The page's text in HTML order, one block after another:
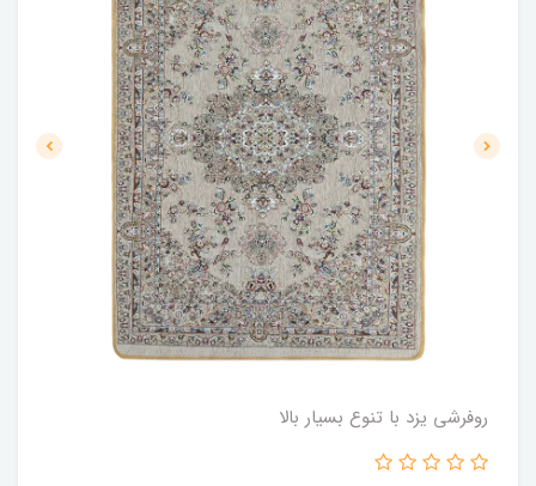
روفرشی یزد با تنوع بسیار بالا